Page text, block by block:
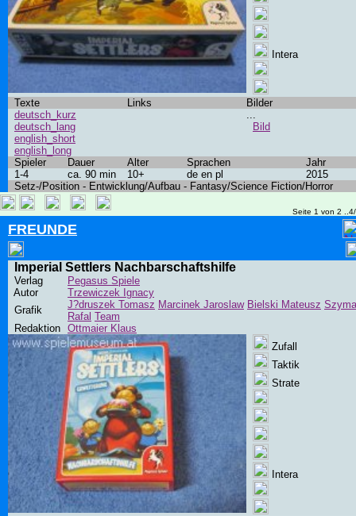
Intera
Texte Links
Bilder
deutsch_kurz
deutsch_lang
english_short
english_long
...
Bild
Spieler Dauer Alter Sprachen
Jahr
1-4
ca. 90 min 10+ de en pl
2015
Setz-/Position - Entwicklung/Aufbau - Fantasy/Science Fiction/Horror
Seite 1 von 2
FREUNDE
Imperial Settlers Nachbarschaftshilfe
Verlag
Pegasus Spiele
Autor
Trzewiczek Ignacy
Grafik
J?druszek Tomasz Marcinek Jaroslaw Bielski Mateusz Szyma
Rafal Team
Redaktion Ottmaier Klaus
Zufall
Taktik
Strate
Intera